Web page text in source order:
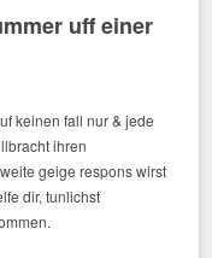
uff einer
keinen fall nur & jede
ihren
geige respons wirst
dir, tunlichst